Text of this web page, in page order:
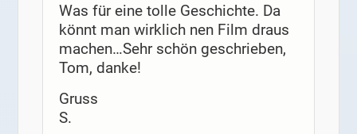
Was für eine tolle Geschichte. Da
könnt man wirklich nen Film draus
machen…Sehr schön geschrieben,
Tom, danke!
Gruss
S.